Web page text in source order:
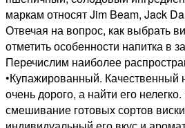
маркам относят Jim Beam, Jack
Отвечая на вопрос, как выбрать
отметить особенности напитка в
Перечислим наиболее
•Купажированный. Качественный
очень дорого, а найти его
смешивание готовых сортов